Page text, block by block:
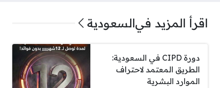
اقرأ المزيد فيالسعودية
دورة CIPD في السعودية:
الطريق المعتمد لاحتراف
الموارد البشرية